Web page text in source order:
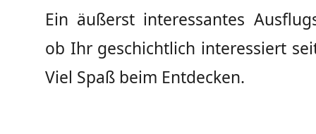
Ein äußerst interessantes
ob Ihr geschichtlich interessiert
Viel Spaß beim Entdecken.